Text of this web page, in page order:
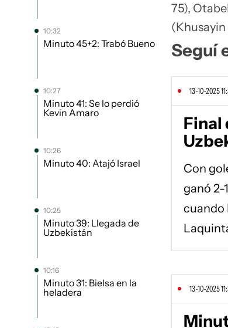
10:32
Minuto 45+2: Trabó Bueno
10:27
Minuto 41: Se lo perdió
Kevin Amaro
10:26
Minuto 40: Atajó Israel
10:25
Minuto 39: Llegada de
Uzbekistán
10:16
Minuto 31: Bielsa en la
heladera
75),
(Khusayin
Seguí
13-10-2025
Final
Con
ganó 2-
cuando
13-10-2025